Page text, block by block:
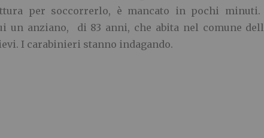
per soccorrerlo, è mancato in pochi
un anziano, di 83 anni, che abita nel comune
I carabinieri stanno indagando.